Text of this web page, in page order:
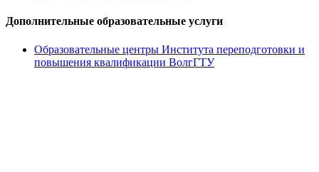
Дополнительные образовательные услуги
Образовательные центры Института переподготовки и
повышения квалификации ВолгГТУ